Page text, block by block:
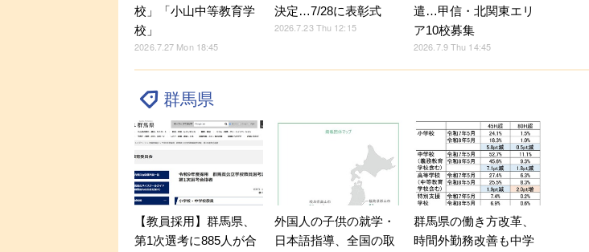
校」「小山中等教育学
校」
2026.7.27 Mon 18:45
決定…7/28に表彰式
2026.7.23 Thu 12:15
遣…甲信・北関東エリ
ア10校募集
2026.7.9 Thu 14:45
群馬県
【教員採用】群馬県、
第1次選考に885人が合
外国人の子供の就学・
日本語指導、全国の取
群馬県の働き方改革、
時間外勤務改善も中学